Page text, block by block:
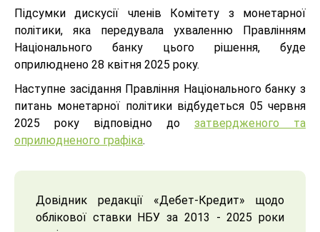
Підсумки дискусії членів Комітету з монетарної
політики, яка передувала ухваленню Правлінням
Національного банку цього рішення, буде
оприлюднено 28 квітня 2025 року.
Наступне засідання Правління Національного банку з
питань монетарної політики відбудеться 05 червня
2025 року відповідно до затвердженого та
оприлюдненого графіка.
Довідник редакції «Дебет-Кредит» щодо
облікової ставки НБУ за 2013 - 2025 роки